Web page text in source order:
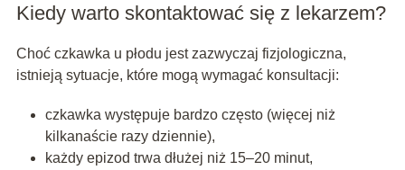
Kiedy warto skontaktować się z lekarzem?
Choć czkawka u płodu jest zazwyczaj fizjologiczna,
istnieją sytuacje, które mogą wymagać konsultacji:
czkawka występuje bardzo często (więcej niż
kilkanaście razy dziennie),
każdy epizod trwa dłużej niż 15–20 minut,